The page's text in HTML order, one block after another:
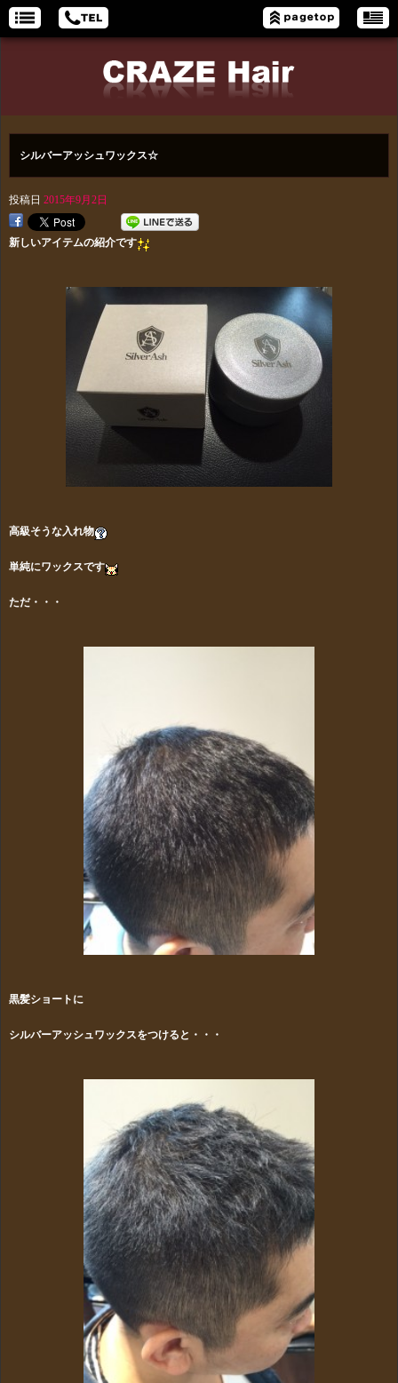
シルバーアッシュワックス☆
投稿日 2015年9月2日
新しいアイテムの紹介です
高級そうな入れ物
単純にワックスです
ただ・・・
黒髪ショートに
シルバーアッシュワックスをつけると・・・